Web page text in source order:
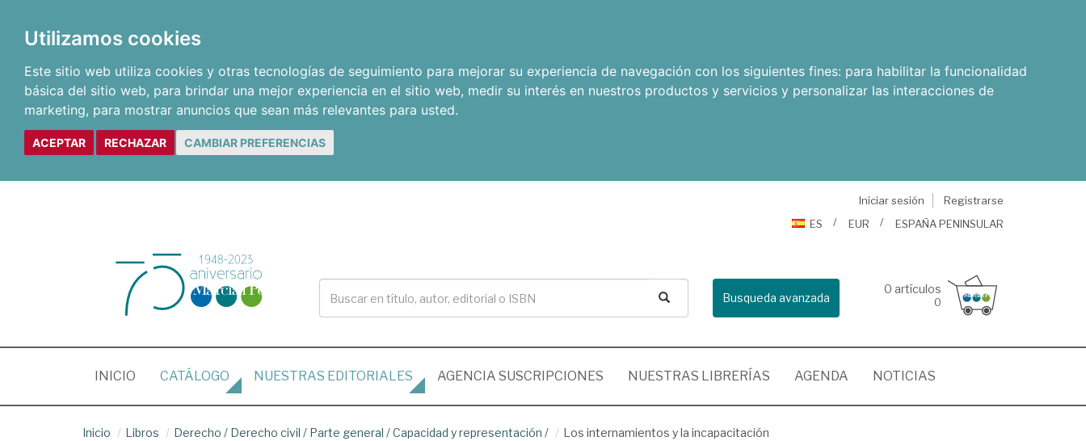
Utilizamos cookies
Este sitio web utiliza cookies y otras tecnologías de seguimiento para mejorar su experiencia de navegación con los siguientes fines: para habilitar la funcionalidad
básica del sitio web, para brindar una mejor experiencia en el sitio web, medir su interés en nuestros productos y servicios y personalizar las interacciones de
marketing, para mostrar anuncios que sean más relevantes para usted.
ACEPTAR RECHAZAR CAMBIAR PREFERENCIAS
Iniciar sesión
Registrarse
ES
EUR ESPAÑA PENINSULAR
Busqueda avanzada
0 artículos
0
INICIO (CURRENT)
CATÁLOGO NUESTRAS EDITORIALES AGENCIA SUSCRIPCIONES NUESTRAS LIBRERÍAS AGENDA NOTICIAS
Inicio Libros Derecho / Derecho civil / Parte general /Capacidad y representación / Los internamientos y la incapacitación